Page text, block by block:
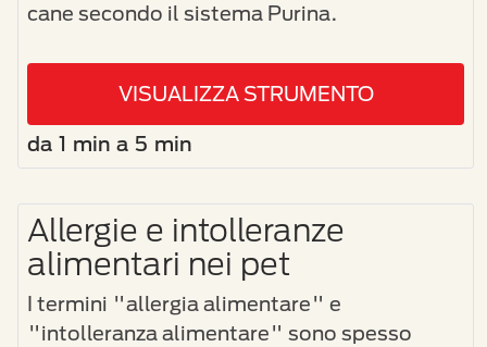
cane secondo il sistema Purina.
VISUALIZZA STRUMENTO
da 1 min a 5 min
Allergie e intolleranze
alimentari nei pet
I termini "allergia alimentare" e
"intolleranza alimentare" sono spesso